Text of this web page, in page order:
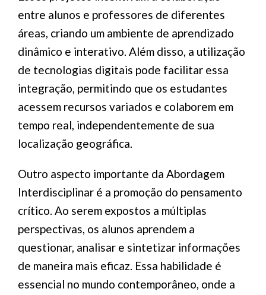
entre alunos e professores de diferentes
áreas, criando um ambiente de aprendizado
dinâmico e interativo. Além disso, a utilização
de tecnologias digitais pode facilitar essa
integração, permitindo que os estudantes
acessem recursos variados e colaborem em
tempo real, independentemente de sua
localização geográfica.
Outro aspecto importante da Abordagem
Interdisciplinar é a promoção do pensamento
crítico. Ao serem expostos a múltiplas
perspectivas, os alunos aprendem a
questionar, analisar e sintetizar informações
de maneira mais eficaz. Essa habilidade é
essencial no mundo contemporâneo, onde a